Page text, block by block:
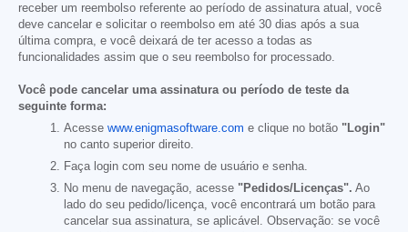
receber um reembolso referente ao período de assinatura atual, você
deve cancelar e solicitar o reembolso em até 30 dias após a sua
última compra, e você deixará de ter acesso a todas as
funcionalidades assim que o seu reembolso for processado.
Você pode cancelar uma assinatura ou período de teste da
seguinte forma:
Acesse www.enigmasoftware.com e clique no botão "Login"
no canto superior direito.
Faça login com seu nome de usuário e senha.
No menu de navegação, acesse "Pedidos/Licenças". Ao
lado do seu pedido/licença, você encontrará um botão para
cancelar sua assinatura, se aplicável. Observação: se você